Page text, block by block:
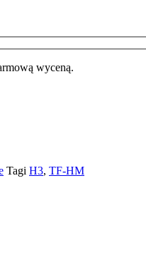
wyceną.
Tagi H3, TF-HM